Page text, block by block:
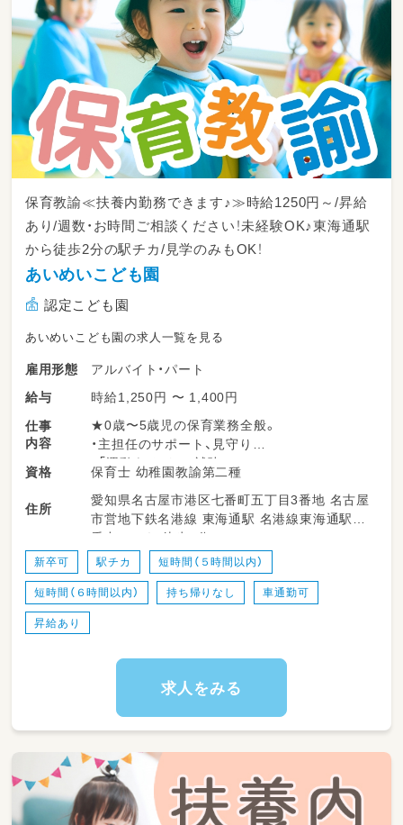
保育教諭≪扶養内勤務できます♪≫時給1250円～/昇給
あり/週数・お時間ご相談ください！未経験OK♪東海通駅
から徒歩2分の駅チカ/見学のみもOK！
あいめいこども園
認定こども園
あいめいこども園の求人一覧を見る
雇用形態
アルバイト・パート
給与
時給1,250円 〜 1,400円
仕事
内容
★0歳〜5歳児の保育業務全般。
・主担任のサポート、見守り
・「運動あそび」の補助
・異年齢保育（縦割り）のサポート
・給食、排泄の介助、清掃な
資格 保育士 幼稚園教諭第二種
住所
愛知県名古屋市港区七番町五丁目3番地 名古屋
市営地下鉄名港線 東海通駅 名港線東海通駅1
番出口から 徒歩2分
新卒可 駅チカ 短時間（５時間以内）
短時間（６時間以内） 持ち帰りなし 車通勤可
昇給あり
求人をみる